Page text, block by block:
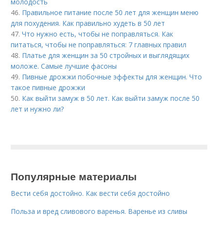
молодость
46. Правильное питание после 50 лет для женщин меню
для похудения. Как правильно худеть в 50 лет
47.Что нужно есть, чтобы не поправляться. Как
питаться, чтобы не поправляться: 7 главных правил
48. Платье для женщин за 50 стройных и выглядящих
моложе. Самые лучшие фасоны
49. Пивные дрожжи побочные эффекты для женщин. Что
такое пивные дрожжи
50. Как выйти замуж в 50 лет. Как выйти замуж после 50
лет и нужно ли?
Популярные материалы
Вести себя достойно. Как вести себя достойно
Польза и вред сливового варенья. Варенье из сливы